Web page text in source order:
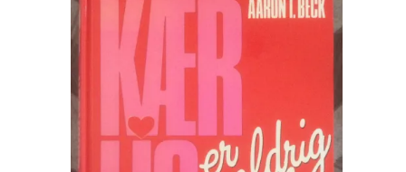
pris
var:
kr. 80.00.
pris
kr. 50.00.